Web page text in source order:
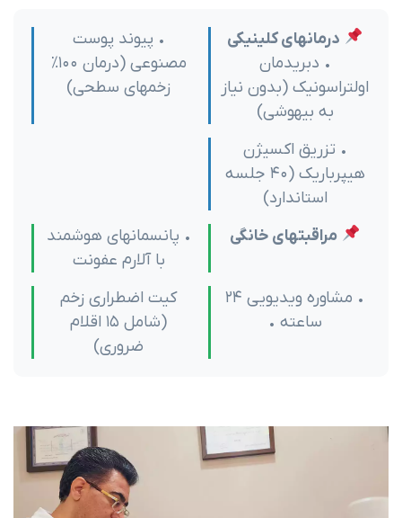
درمانهای کلینیکی
• دبریدمان
اولتراسونیک (بدون نیاز
به بیهوشی)
• پیوند پوست
مصنوعی (درمان ۱۰۰%
زخمهای سطحی)
• تزریق اکسیژن
هیپرباریک (۴۰ جلسه
استاندارد)
مراقبتهای خانگی
• پانسمانهای هوشمند
با آلارم عفونت
• مشاوره ویدیویی ۲۴
ساعته •
کیت اضطراری زخم
(شامل ۱۵ اقلام
ضروری)